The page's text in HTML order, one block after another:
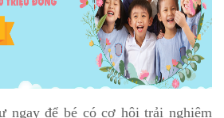
ngay để bé có cơ hội trải nghiệm